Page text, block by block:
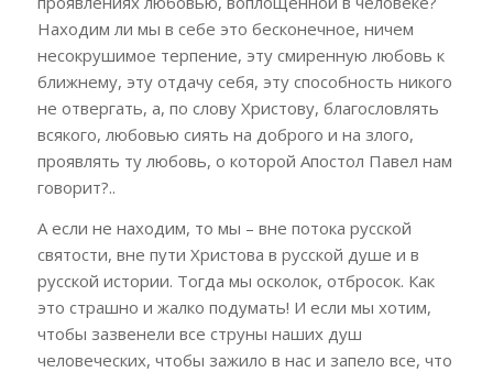
Находим ли мы в себе это бесконечное, ничем
несокрушимое терпение, эту смиренную любовь к
ближнему, эту отдачу себя, эту способность никого
не отвергать, а, по слову Христову, благословлять
всякого, любовью сиять на доброго и на злого,
проявлять ту любовь, о которой Апостол Павел нам
говорит?..
А если не находим, то мы – вне потока русской
святости, вне пути Христова в русской душе и в
русской истории. Тогда мы осколок, отбросок. Как
это страшно и жалко подумать! И если мы хотим,
чтобы зазвенели все струны наших душ
человеческих, чтобы зажило в нас и запело все, что